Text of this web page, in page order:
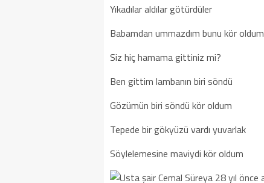
Yıkadılar aldılar götürdüler
Babamdan ummazdım bunu kör oldum
Siz hiç hamama gittiniz mi?
Ben gittim lambanın biri söndü
Gözümün biri söndü kör oldum
Tepede bir gökyüzü vardı yuvarlak
Söylelemesine maviydi kör oldum